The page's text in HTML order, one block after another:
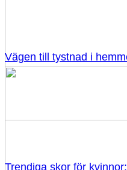
Vägen till tystnad i
Trendiga skor för